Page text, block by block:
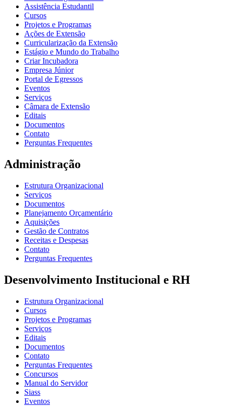
Assistência Estudantil
Cursos
Projetos e Programas
Ações de Extensão
Curricularização da Extensão
Estágio e Mundo do Trabalho
Criar Incubadora
Empresa Júnior
Portal de Egressos
Eventos
Serviços
Câmara de Extensão
Editais
Documentos
Contato
Perguntas Frequentes
Administração
Estrutura Organizacional
Serviços
Documentos
Planejamento Orçamentário
Aquisições
Gestão de Contratos
Receitas e Despesas
Contato
Perguntas Frequentes
Desenvolvimento Institucional e RH
Estrutura Organizacional
Cursos
Projetos e Programas
Serviços
Editais
Documentos
Contato
Perguntas Frequentes
Concursos
Manual do Servidor
Siass
Eventos